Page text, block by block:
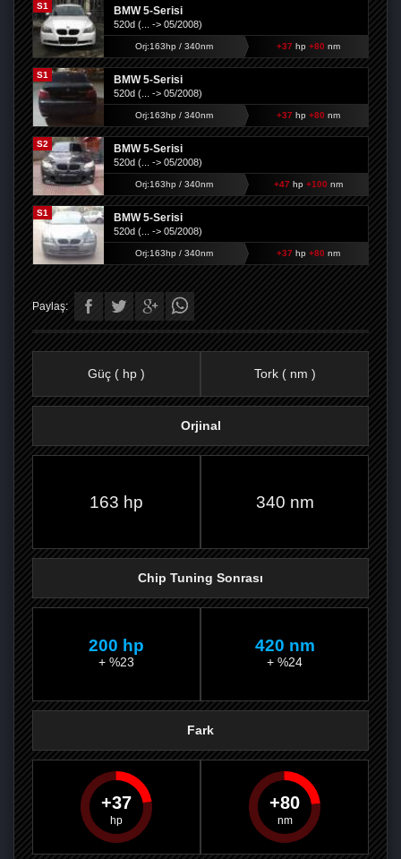
S1 BMW 5-Serisi
520d (... -> 05/2008)
Orj:163hp / 340nm +37 hp +80 nm
S1 BMW 5-Serisi
520d (... -> 05/2008)
Orj:163hp / 340nm +37 hp +80 nm
S2 BMW 5-Serisi
520d (... -> 05/2008)
Orj:163hp / 340nm +47 hp +100 nm
S1 BMW 5-Serisi
520d (... -> 05/2008)
Orj:163hp / 340nm +37 hp +80 nm
Paylaş:
PAYLAŞPAYLAŞPLUS'TA
Güç ( hp ) Tork ( nm )
Orjinal
163 hp 340 nm
Chip Tuning Sonrası
200 hp
+ %23
420 nm
+ %24
Fark
37 80